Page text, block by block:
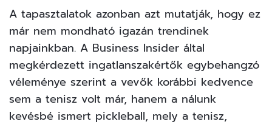
A tapasztalatok azonban azt mutatják, hogy ez
már nem mondható igazán trendinek
napjainkban. A Business Insider által
megkérdezett ingatlanszakértők egybehangzó
véleménye szerint a vevők korábbi kedvence
sem a tenisz volt már, hanem a nálunk
kevésbé ismert pickleball, mely a tenisz,